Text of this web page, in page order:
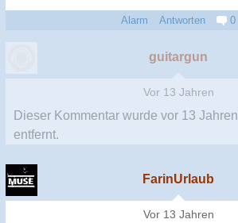
Alarm Antworten 0
guitargun
Vor 13 Jahren
Dieser Kommentar wurde vor 13 Jahren
entfernt.
FarinUrlaub
Vor 13 Jahren